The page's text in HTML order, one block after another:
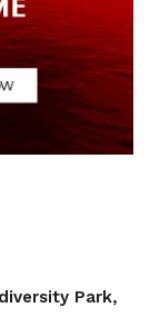
Park,